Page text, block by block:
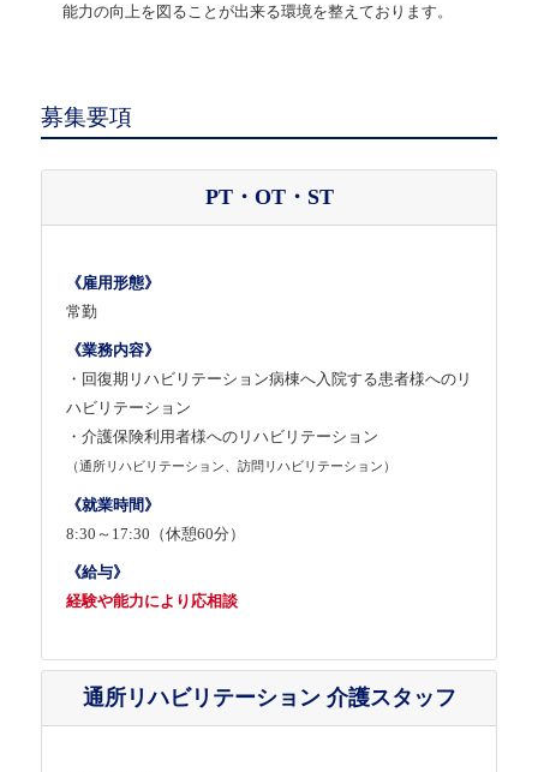
能力の向上を図ることが出来る環境を整えております。
募集要項
PT・OT・ST
《雇用形態》
常勤
《業務内容》
・回復期リハビリテーション病棟へ入院する患者様へのリ
ハビリテーション
・介護保険利用者様へのリハビリテーション
（通所リハビリテーション、訪問リハビリテーション）
《就業時間》
8:30～17:30（休憩60分）
《給与》
経験や能力により応相談
通所リハビリテーション 介護スタッフ